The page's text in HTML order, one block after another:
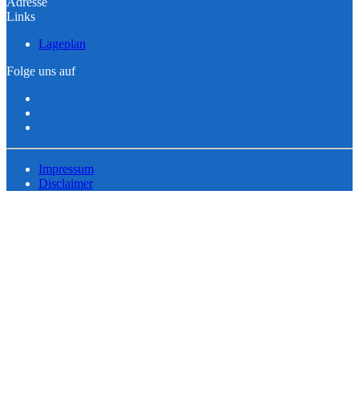
Links
Lageplan
Folge uns auf
Impressum
Disclaimer